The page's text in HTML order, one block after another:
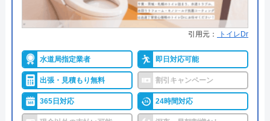
水110番を運営しているサイトの累計の問い合わせ
数が398万件と、非常に多くの人から頼りにされて
トラブルに対応しておりますので、お住まいのトラ
ブルならなんでも相談できます。
明朗会計で、見積もり後の追加費用は一切ありませ
引用元： トイレDr
水道局指定業者 即日対応可能
出張・見積もり無料 割引キャンペーン
365日対応 24時間対応